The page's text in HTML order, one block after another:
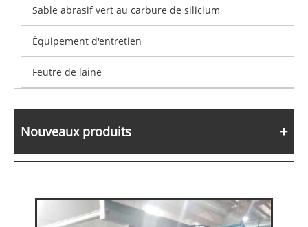
Sable abrasif vert au carbure de silicium
Équipement d'entretien
Feutre de laine
Nouveaux produits